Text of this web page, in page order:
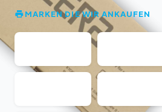
MARKEN DIE WIR ANKAUFEN